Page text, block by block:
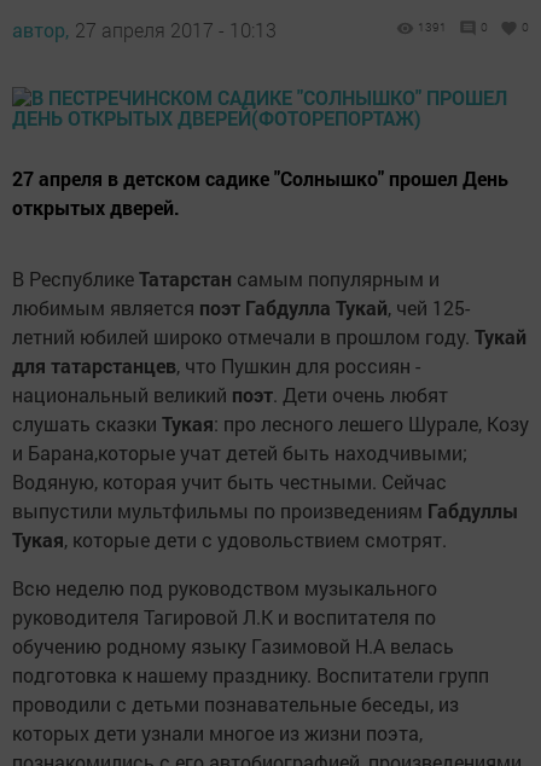
автор, 27 апреля 2017 - 10:13 1391 0 0
27 апреля в детском садике "Солнышко" прошел День
открытых дверей.
В РеспубликеТатарстан самым популярным и
любимым является поэт Габдулла Тукай, чей 125-
летний юбилей широко отмечали в прошлом году. Тукай
для татарстанцев, что Пушкин для россиян -
национальный великий поэт. Дети очень любят
слушать сказки Тукая: про лесного лешего Шурале, Козу
и Барана,которые учат детей быть находчивыми;
Водяную, которая учит быть честными. Сейчас
выпустили мультфильмы по произведениям Габдуллы
Тукая, которые дети с удовольствием смотрят.
Всю неделю под руководством музыкального
руководителя Тагировой Л.К и воспитателя по
обучению родному языку Газимовой Н.А велась
подготовка к нашему празднику. Воспитатели групп
проводили с детьми познавательные беседы, из
которых дети узнали многое из жизни поэта,